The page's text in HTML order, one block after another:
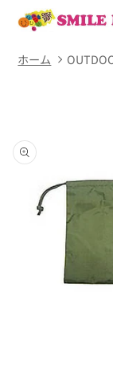
ンツに
進む
ホーム